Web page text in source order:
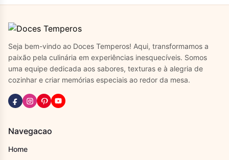
Seja bem-vindo ao Doces Temperos! Aqui, transformamos a
paixão pela culinária em experiências inesquecíveis. Somos
uma equipe dedicada aos sabores, texturas e à alegria de
cozinhar e criar memórias especiais ao redor da mesa.
Navegacao
Home